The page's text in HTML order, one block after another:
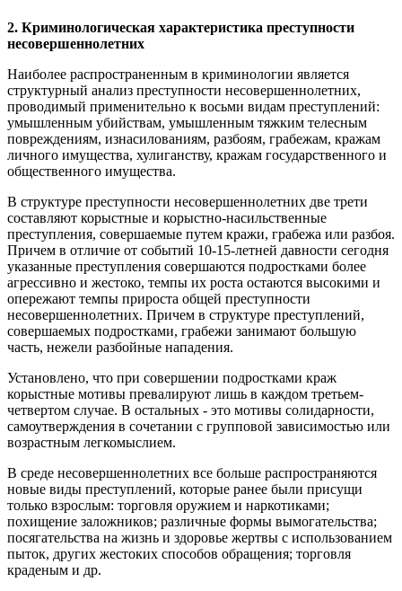
2. Криминологическая характеристика преступности
несовершеннолетних
Наиболее распространенным в криминологии является
структурный анализ преступности несовершеннолетних,
проводимый применительно к восьми видам преступлений:
умышленным убийствам, умышленным тяжким телесным
повреждениям, изнасилованиям, разбоям, грабежам, кражам
личного имущества, хулиганству, кражам государственного и
общественного имущества.
В структуре преступности несовершеннолетних две трети
составляют корыстные и корыстно-насильственные
преступления, совершаемые путем кражи, грабежа или разбоя.
Причем в отличие от событий 10-15-летней давности сегодня
указанные преступления совершаются подростками более
агрессивно и жестоко, темпы их роста остаются высокими и
опережают темпы прироста общей преступности
несовершеннолетних. Причем в структуре преступлений,
совершаемых подростками, грабежи занимают большую
часть, нежели разбойные нападения.
Установлено, что при совершении подростками краж
корыстные мотивы превалируют лишь в каждом третьем-
четвертом случае. В остальных - это мотивы солидарности,
самоутверждения в сочетании с групповой зависимостью или
возрастным легкомыслием.
В среде несовершеннолетних все больше распространяются
новые виды преступлений, которые ранее были присущи
только взрослым: торговля оружием и наркотиками;
похищение заложников; различные формы вымогательства;
посягательства на жизнь и здоровье жертвы с использованием
пыток, других жестоких способов обращения; торговля
краденым и др.